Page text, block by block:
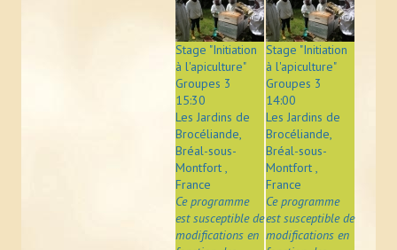
Stage "Initiation
à l'apiculture"
Groupes 3
15:30
Les Jardins de
Brocéliande,
Bréal-sous-
Montfort ,
France
Ce programme
est susceptible de
modifications en
Stage "Initiation
à l'apiculture"
Groupes 3
14:00
Les Jardins de
Brocéliande,
Bréal-sous-
Montfort ,
France
Ce programme
est susceptible de
modifications en